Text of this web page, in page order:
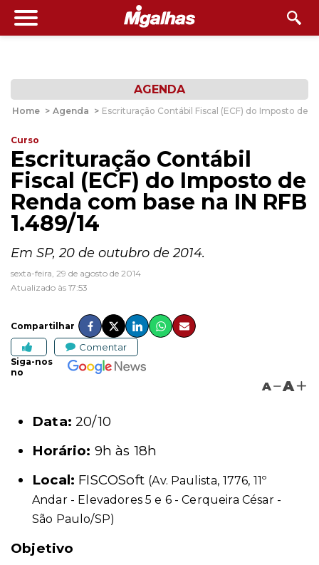
AGENDA
Home > Agenda > Escrituração Contábil Fiscal (ECF) do Imposto de
Curso
Escrituração Contábil
Fiscal (ECF) do Imposto de
Renda com base na IN RFB
1.489/14
Em SP, 20 de outubro de 2014.
sexta-feira, 29 de agosto de 2014
Atualizado às 17:53
Compartilhar
Comentar
Siga-nos
no
A A
Data: 20/10
Horário: 9h às 18h
Local: FISCOSoft (Av. Paulista, 1776, 11º
Andar - Elevadores 5 e 6 - Cerqueira César -
São Paulo/SP)
Objetivo